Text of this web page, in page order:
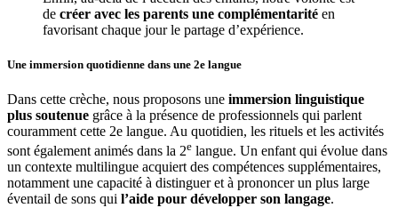
de créer avec les parents une complémentarité en
favorisant chaque jour le partage d’expérience.
Une immersion quotidienne dans une 2e langue
Dans cette crèche, nous proposons une immersion linguistique
plus soutenue grâce à la présence de professionnels qui parlent
couramment cette 2e langue. Au quotidien, les rituels et les activités
sont également animés dans la 2e langue. Un enfant qui évolue dans
un contexte multilingue acquiert des compétences supplémentaires,
notamment une capacité à distinguer et à prononcer un plus large
éventail de sons qui l’aide pour développer son langage.